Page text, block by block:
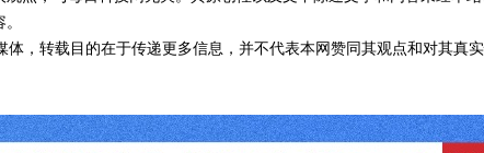
，转载目的在于传递更多信息，并不代表本网赞同其观点和对其真